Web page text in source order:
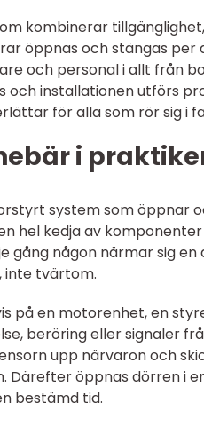
kombinerar
öppnas och stängas per
och personal i allt från
och installationen utförs
för alla som rör sig i
i
system som öppnar
hel kedja av
gång någon närmar sig
inte tvärtom.
på en motorenhet, en
beröring eller signaler
upp närvaron och
Därefter öppnas dörren i
bestämd tid.